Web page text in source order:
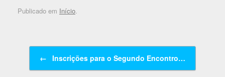
Publicado em Início.
Navegação de posts
← Inscrições para o Segundo Encontro…